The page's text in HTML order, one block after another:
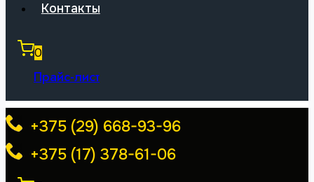
Контакты
0
Прайс-лист
+375 (29) 668-93-96
+375 (17) 378-61-06